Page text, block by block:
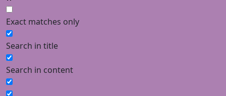
Exact matches only
Search in title
Search in content